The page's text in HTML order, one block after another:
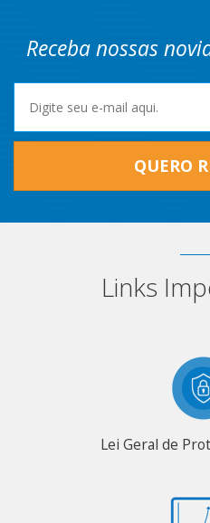
Receba nossas
QUERO
Links
Lei Geral de